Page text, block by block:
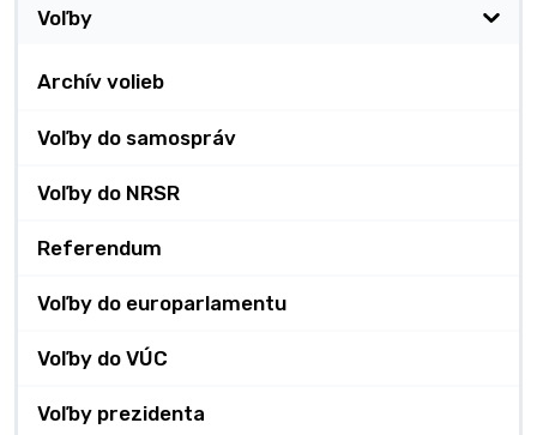
Voľby
Archív volieb
Voľby do samospráv
Voľby do NRSR
Referendum
Voľby do europarlamentu
Voľby do VÚC
Voľby prezidenta